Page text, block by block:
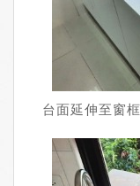
台面延伸至窗